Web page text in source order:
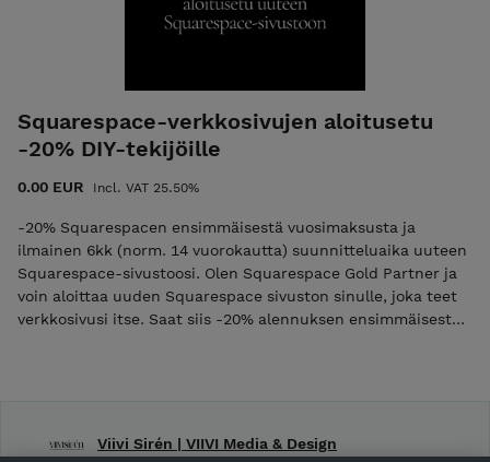
Squarespace-verkkosivujen aloitusetu
-20% DIY-tekijöille
0.00 EUR Incl. VAT 25.50%
-20% Squarespacen ensimmäisestä vuosimaksusta ja
ilmainen 6kk (norm. 14 vuorokautta) suunnitteluaika uuteen
Squarespace-sivustoosi. Olen Squarespace Gold Partner ja
voin aloittaa uuden Squarespace sivuston sinulle, joka teet
verkkosivusi itse. Saat siis -20% alennuksen ensimmäisestä
vasta sitten Squarespacelle, kun haluat verkkosivusi
livetilaan. Mitä minä tästä sitten hyödyn? Jos maksat
Viivi Sirén | VIIVI Media & Design